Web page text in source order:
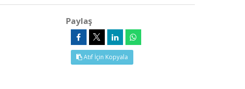
Paylaş
Atıf İçin Kopyala